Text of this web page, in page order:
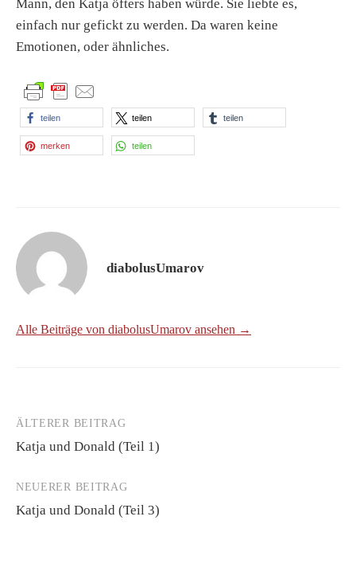
Mann, den Katja öfters haben würde. Sie liebte es,
einfach nur gefickt zu werden. Da waren keine
Emotionen, oder ähnliches.
teilen teilen teilen
merken teilen
diabolusUmarov
Alle Beiträge von diabolusUmarov ansehen →
Beitrags-
Navigation
ÄLTERER BEITRAG
Katja und Donald (Teil 1)
NEUERER BEITRAG
Katja und Donald (Teil 3)